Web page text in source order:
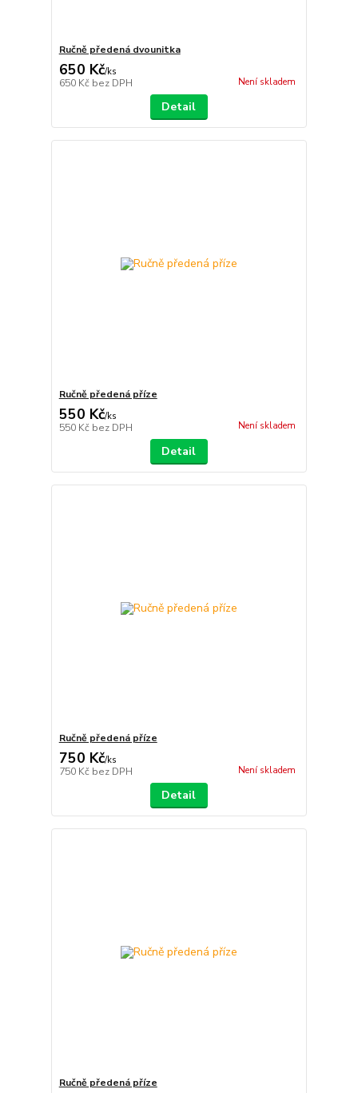
Ručně předená dvounitka
650 Kč/ks
650 Kč bez DPH Není skladem
Detail
Ručně předená příze
550 Kč/ks
550 Kč bez DPH Není skladem
Detail
Ručně předená příze
750 Kč/ks
750 Kč bez DPH Není skladem
Detail
Ručně předená příze